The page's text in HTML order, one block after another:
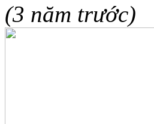
(3 năm trước)